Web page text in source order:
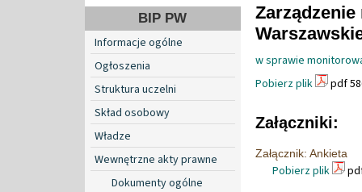
BIP PW
Informacje ogólne
Ogłoszenia
Struktura uczelni
Skład osobowy
Władze
Wewnętrzne akty prawne
Dokumenty ogólne
w sprawie
Pobierz plik
pdf
Załączniki:
Załącznik: Ankieta
Pobierz plik